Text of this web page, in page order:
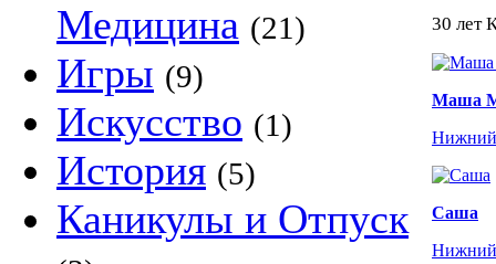
Медицина (21)
Игры (9)
Искусство (1)
История (5)
Каникулы и Отпуск
30 лет
Маша
Нижний
Саша
Нижний